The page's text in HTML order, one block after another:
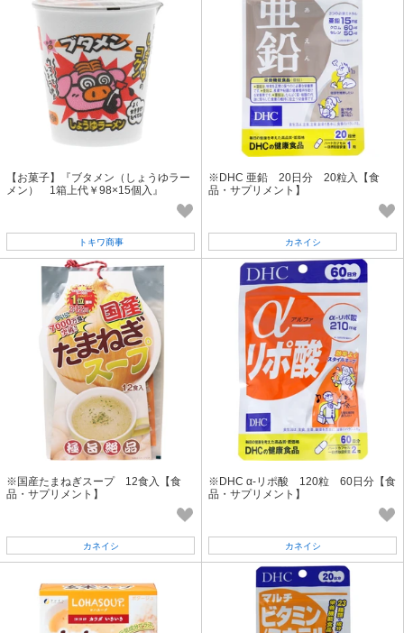
【お菓子】『ブタメン（しょうゆラー
メン） 1箱上代￥98×15個入』
トキワ商事
※DHC 亜鉛 20日分 20粒入【食
品・サプリメント】
カネイシ
※国産たまねぎスープ 12食入【食
品・サプリメント】
カネイシ
※DHC α-リポ酸 120粒 60日分【食
品・サプリメント】
カネイシ